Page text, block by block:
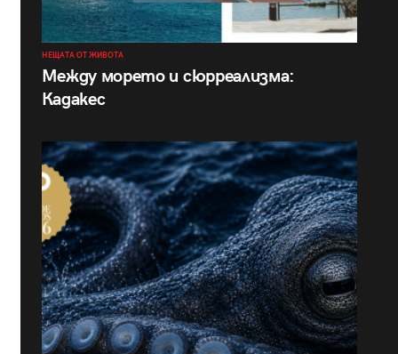
НЕЩАТА ОТ ЖИВОТА
Между морето и сюрреализма:
Кадакес